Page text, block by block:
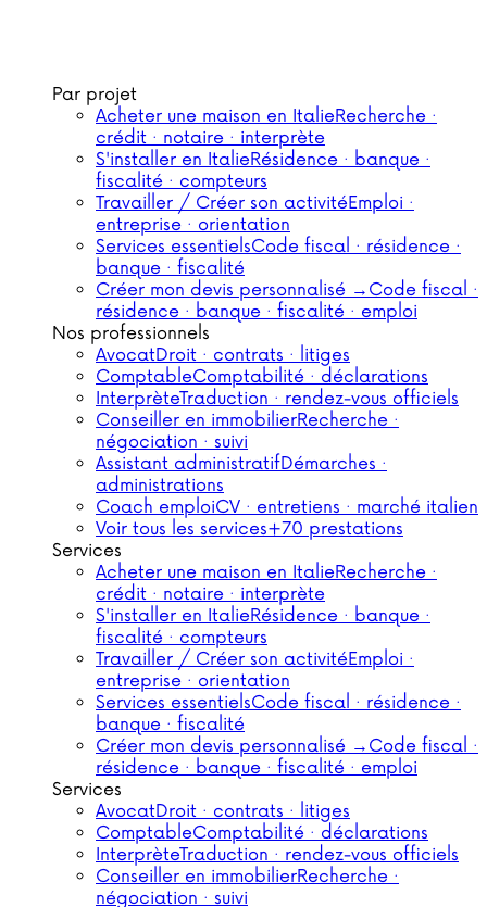
Par projet
Acheter une maison en ItalieRecherche ·
crédit · notaire · interprète
S'installer en ItalieRésidence · banque ·
fiscalité · compteurs
Travailler / Créer son activitéEmploi ·
entreprise · orientation
Services essentielsCode fiscal · résidence ·
banque · fiscalité
Créer mon devis personnalisé → Code fiscal ·
résidence · banque · fiscalité · emploi
Nos professionnels
AvocatDroit · contrats · litiges
ComptableComptabilité · déclarations
InterprèteTraduction · rendez-vous officiels
Conseiller en immobilierRecherche ·
négociation · suivi
Assistant administratifDémarches ·
administrations
Coach emploiCV · entretiens · marché italien
Voir tous les services+70 prestations
Services
Acheter une maison en ItalieRecherche ·
crédit · notaire · interprète
S'installer en ItalieRésidence · banque ·
fiscalité · compteurs
Travailler / Créer son activitéEmploi ·
entreprise · orientation
Services essentielsCode fiscal · résidence ·
banque · fiscalité
Créer mon devis personnalisé → Code fiscal ·
résidence · banque · fiscalité · emploi
Services
AvocatDroit · contrats · litiges
ComptableComptabilité · déclarations
InterprèteTraduction · rendez-vous officiels
Conseiller en immobilierRecherche ·
négociation · suivi